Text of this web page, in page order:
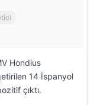
Hondius
14 İspanyol
çıktı.